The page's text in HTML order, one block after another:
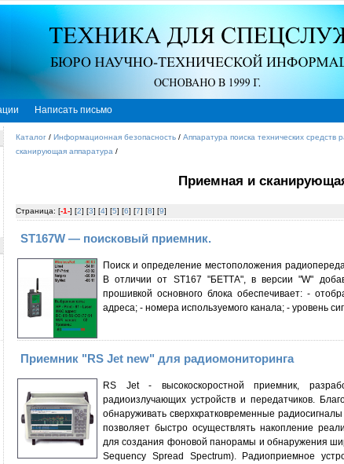
Написать письмо
Каталог / Информационная безопасность / Аппаратура поиска технических средств
сканирующая аппаратура /
Приемная и
Страница: [-1-] [2] [3] [4] [5] [6] [7] [8] [9]
ST167W — поисковый приемник.
Поиск и определение местоположения
В отличии от ST167 "БЕТТА", в версии "W"
прошивкой основного блока обеспечивает: -
адреса; - номера используемого канала; - уровень
Приемник "RS Jet new" для радиомониторинга
RS Jet - высокоскоростной приемник,
радиоизлучающих устройств и передатчиков.
обнаруживать сверхкратковременные
позволяет быстро осуществлять накопление
для создания фоновой панорамы и обнаружения
Sequency Spread Spectrum). Радиоприемное